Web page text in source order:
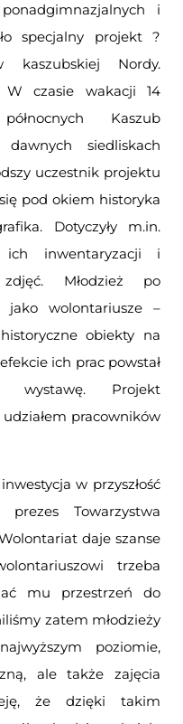
i
specjalny projekt ?
kaszubskiej Nordy.
W czasie wakacji 14
Kaszub
siedliskach
uczestnik projektu
pod okiem historyka
Dotyczyły m.in.
ich inwentaryzacji i
Młodzież po
wolontariusze –
obiekty na
ich prac powstał
wystawę. Projekt
pracowników
w przyszłość
Towarzystwa
daje szanse
trzeba
mu przestrzeń do
zatem młodzieży
poziomie,
ale także zajęcia
że dzięki takim